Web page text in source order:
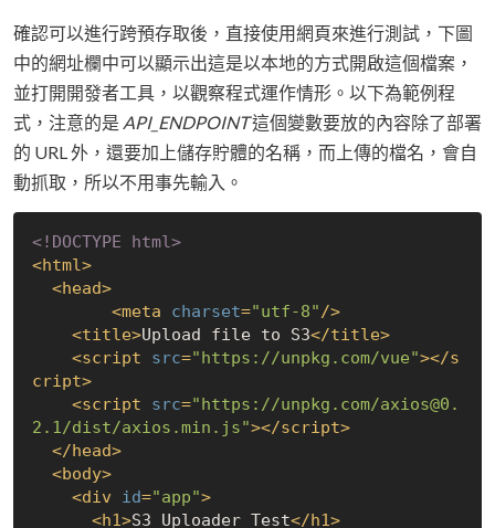
確認可以進行跨預存取後，直接使用網頁來進行測試，下圖
中的網址欄中可以顯示出這是以本地的方式開啟這個檔案，
並打開開發者工具，以觀察程式運作情形。以下為範例程
式，注意的是 API_ENDPOINT這個變數要放的內容除了部署
的 URL 外，還要加上儲存貯體的名稱，而上傳的檔名，會自
動抓取，所以不用事先輸入。
<!DOCTYPE html>
<html>
<head>
<meta charset="utf-8"/>
<title>Upload file to S3</title>
<script src="https://unpkg.com/vue"></s
cript>
<script src="https://unpkg.com/axios@0.
2.1/dist/axios.min.js"></script>
</head>
<body>
<div id="app">
<h1>S3 Uploader Test</h1>